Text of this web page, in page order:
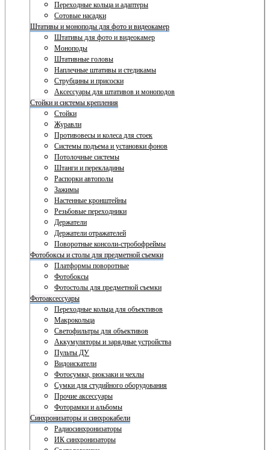
Переходные кольца и адаптеры
Сотовые насадки
Штативы и моноподы для фото и видеокамер
Штативы для фото и видеокамер
Моноподы
Штативные головы
Наплечные штативы и стедикамы
Струбцины и присоски
Аксессуары для штативов и моноподов
Стойки и системы крепления
Стойки
Журавли
Противовесы и колеса для стоек
Системы подъема и установки фонов
Потолочные системы
Штанги и перекладины
Распорки автополы
Зажимы
Настенные кронштейны
Резьбовые переходники
Держатели
Держатели отражателей
Поворотные консоли-стробофреймы
Фотобоксы и столы для предметной съемки
Платформы поворотные
Фотобоксы
Фотостолы для предметной съемки
Фотоаксессуары
Переходные кольца для объективов
Макрокольца
Светофильтры для объективов
Аккумуляторы и зарядные устройства
Пульты ДУ
Видоискатели
Фотосумки, рюкзаки и чехлы
Сумки для студийного оборудования
Прочие аксессуары
Фоторамки и альбомы
Синхронизаторы и синхрокабели
Радиосинхронизаторы
ИК синхронизаторы